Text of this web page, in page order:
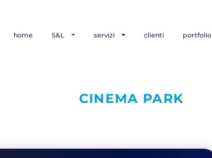
home S&L servizi clienti portfolio
CINEMA PARK